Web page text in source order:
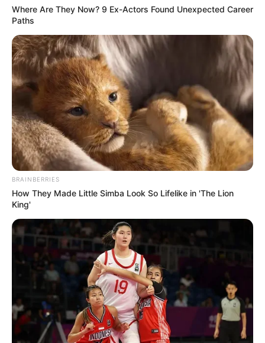
วัตถุประสงค์ของการตราสังศพหรือการมัดตราสังนั้น ก็
เพื่อไม่ให้ศพพองขึ้นจนดันโลงแตกเมื่อตอนขึ้นอืด จึงต้อง
มีการมัดให้แน่น และจัดให้ศพนอนตะแคงในโลง ส่วนการ
ปล่อยเชือกมัดออกมานอกโลงนั้น ก็เพื่อผูกผ้าโยงให้พระ
บังสุกุล บุญจะได้แล่นเข้าถึงตัวศพ และด้วยเพราะในสมัย
โบราณ ไม่มียาสำหรับฉีดรักษาศพ จึงต้องมัดไว้ให้ดี เพื่อ
ให้ผ้าซับนํ้าเลือดนํ้าเหลืองและป้องกันโลงแตกเพราะศพ
ขึ้น
นอกจากนี้ ราชบัณฑิตยสถานยังว่า การตราสัง หรือการ
มัดตราสังนั้นก็เพราะกลัวผีจะมารังควาน จึงมัดเสียแน่น
หนา ไม่ต้องการให้ผีเดินมาได้
ขอบคุณข้อมูลจาก th.wikipedia, Night siam.com
ขอบคุณภาพจาก watphramahajanaka
Where Are They Now? 9 Ex-Actors Found Unexpected Career
Paths
BRAINBERRIES
How They Made Little Simba Look So Lifelike in 'The Lion
King'